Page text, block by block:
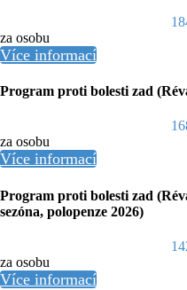
za osobu
Více informací
Program proti bolesti zad
za osobu
Více informací
Program proti bolesti zad
sezóna, polopenze 2026)
za osobu
Více informací